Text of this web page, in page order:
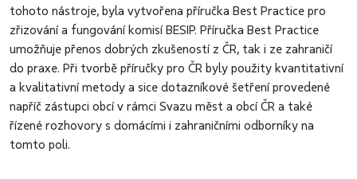
tohoto nástroje, byla vytvořena příručka Best Practice pro
zřizování a fungování komisí BESIP. Příručka Best Practice
umožňuje přenos dobrých zkušeností z ČR, tak i ze zahraničí
do praxe. Při tvorbě příručky pro ČR byly použity kvantitativní
a kvalitativní metody a sice dotazníkové šetření provedené
napříč zástupci obcí v rámci Svazu měst a obcí ČR a také
řízené rozhovory s domácími i zahraničními odborníky na
tomto poli.